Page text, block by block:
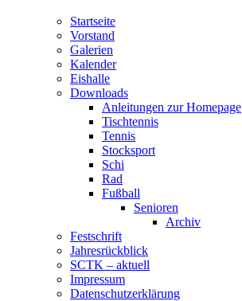
Startseite
Vorstand
Galerien
Kalender
Eishalle
Downloads
Anleitungen zur Homepage
Tischtennis
Tennis
Stocksport
Schi
Rad
Fußball
Senioren
Archiv
Festschrift
Jahresrückblick
SCTK – aktuell
Impressum
Datenschutzerklärung